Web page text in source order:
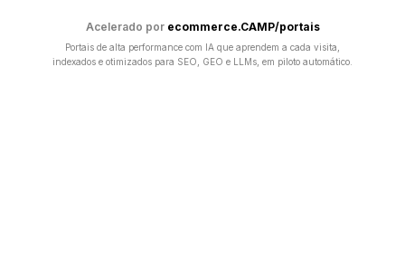
Acelerado por ecommerce.CAMP/portais
Portais de alta performance com IA que aprendem a cada visita,
indexados e otimizados para SEO, GEO e LLMs, em piloto automático.